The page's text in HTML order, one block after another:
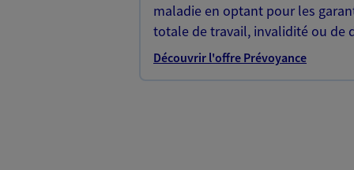
maladie en optant pour les
totale de travail, invalidité ou de
Découvrir l'offre Prévoyance